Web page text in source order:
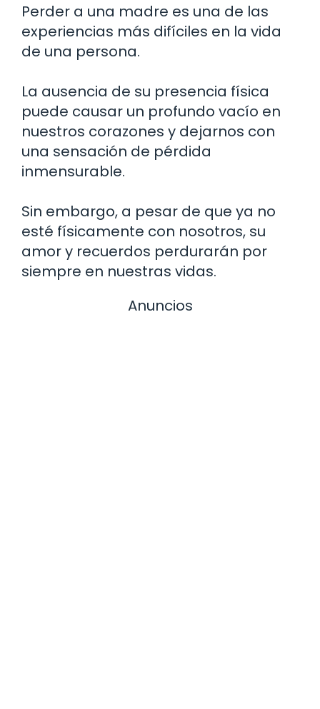
Perder a una madre es una de las
experiencias más difíciles en la vida
de una persona.
La ausencia de su presencia física
puede causar un profundo vacío en
nuestros corazones y dejarnos con
una sensación de pérdida
inmensurable.
Sin embargo, a pesar de que ya no
esté físicamente con nosotros, su
amor y recuerdos perdurarán por
siempre en nuestras vidas.
Anuncios